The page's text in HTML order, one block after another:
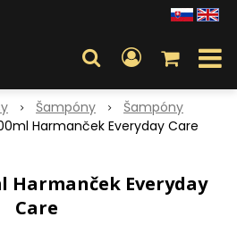
Šampóny
Šampóny
Harmanček Everyday Care
Harmanček Everyday
Care